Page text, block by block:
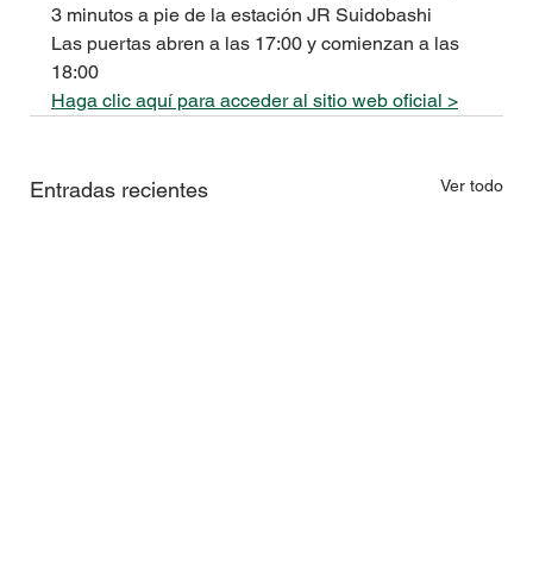
3 minutos a pie de la estación JR Suidobashi
Las puertas abren a las 17:00 y comienzan a las
18:00
Haga clic aquí para acceder al sitio web oficial >
Entradas recientes Ver todo